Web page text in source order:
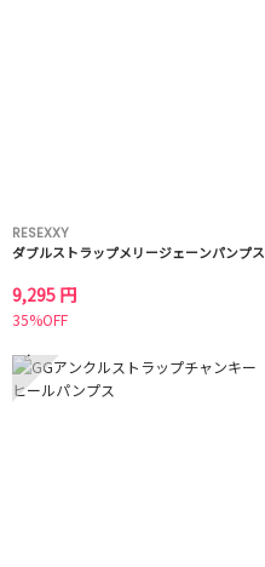
RESEXXY
ダブルストラップメリージェーンパンプス
9,295 円
35%OFF
7